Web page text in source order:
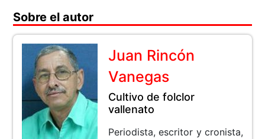
Sobre el autor
Juan Rincón
Vanegas
Cultivo de folclor
vallenato
Periodista, escritor y cronista,